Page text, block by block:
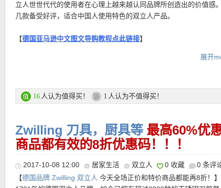
• 购物满49欧免邮，不满49欧每单5.95欧。14天内可免费退货，退
货
• 【GALERIA网站中文图文购物教程点击此处】
立人世世代代的使用者在心理上越来越认同品牌所创造出的价值感
几款备受好评，适合中国人使用特色的双立人产品。
【德国亚马逊中文图文导购教程点此链接】
特价99.99欧！这套包括一把
展开
16 人认为值得买！ 1 人认为不值得买！
Zwilling 刀具，厨具等 最高60%优
商品都有效的8折优惠码！！！
2017-10-08 12:00 居家生活 双立人 0 收藏
0 条评
【德国品牌 Zwilling 双立人 今天全场正价和特价商品都能再8折！